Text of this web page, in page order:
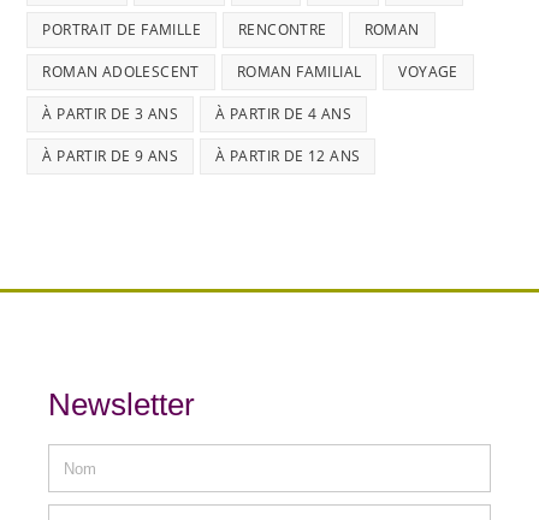
PORTRAIT DE FAMILLE RENCONTRE ROMAN
ROMAN ADOLESCENT ROMAN FAMILIAL VOYAGE
À PARTIR DE 3 ANS À PARTIR DE 4 ANS
À PARTIR DE 9 ANS À PARTIR DE 12 ANS
Newsletter